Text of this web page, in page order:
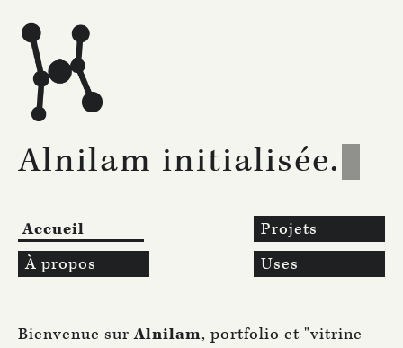
Alnilam initialisée.
Accueil
Projets
À propos
Uses
Bienvenue surAlnilam, portfolio et "vitrine